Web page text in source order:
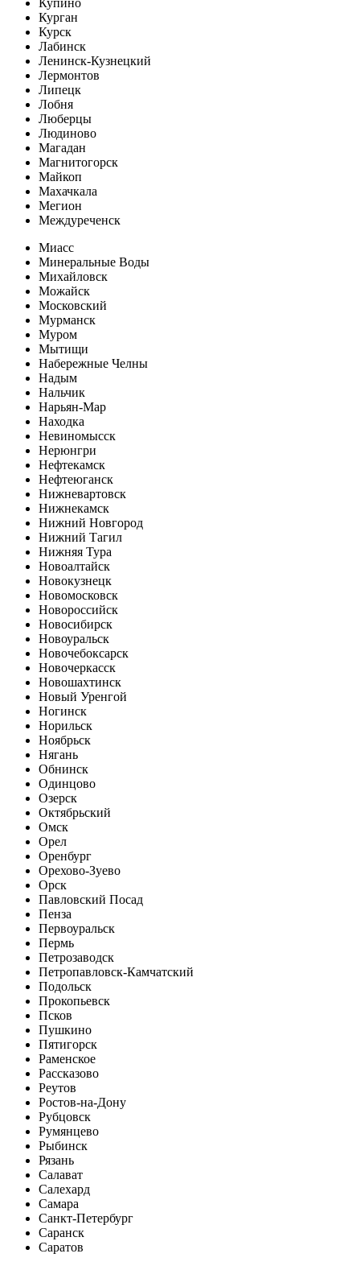
Курган
Курск
Лабинск
Ленинск-Кузнецкий
Лермонтов
Липецк
Лобня
Люберцы
Людиново
Магадан
Магнитогорск
Майкоп
Махачкала
Мегион
Междуреченск
Миасс
Минеральные Воды
Михайловск
Можайск
Московский
Мурманск
Муром
Мытищи
Набережные Челны
Надым
Нальчик
Нарьян-Мар
Находка
Невиномысск
Нерюнгри
Нефтекамск
Нефтеюганск
Нижневартовск
Нижнекамск
Нижний Новгород
Нижний Тагил
Нижняя Тура
Новоалтайск
Новокузнецк
Новомосковск
Новороссийск
Новосибирск
Новоуральск
Новочебоксарск
Новочеркасск
Новошахтинск
Новый Уренгой
Ногинск
Норильск
Ноябрьск
Нягань
Обнинск
Одинцово
Озерск
Октябрьский
Омск
Орел
Оренбург
Орехово-Зуево
Орск
Павловский Посад
Пенза
Первоуральск
Пермь
Петрозаводск
Петропавловск-Камчатский
Подольск
Прокопьевск
Псков
Пушкино
Пятигорск
Раменское
Рассказово
Реутов
Ростов-на-Дону
Рубцовск
Румянцево
Рыбинск
Рязань
Салават
Салехард
Самара
Санкт-Петербург
Саранск
Саратов